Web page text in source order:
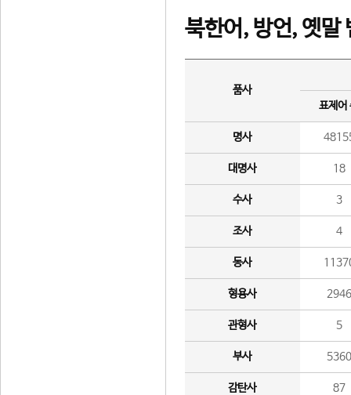
북한어, 방언, 옛말
품사
표제어
명사
대명사 18
수사 3
조사 4
동사
형용사 2946
관형사 5
부사 5360
감탄사 87